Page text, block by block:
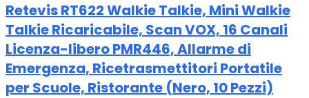
Retevis RT622 Walkie Talkie, Mini Walkie
Talkie Ricaricabile, Scan VOX, 16 Canali
Licenza-libero PMR446, Allarme di
Emergenza, Ricetrasmettitori Portatile
per Scuole, Ristorante (Nero, 10 Pezzi)